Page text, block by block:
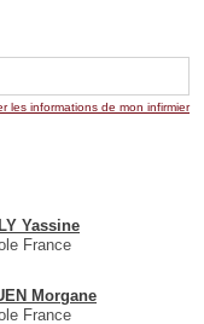
les informations de mon infirmier
Yassine
France
Morgane
France